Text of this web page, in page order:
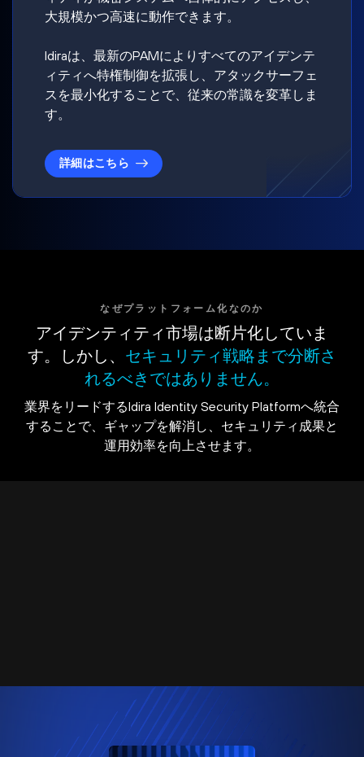
大規模かつ高速に動作できます。
Idiraは、最新のPAMによりすべてのアイデンテ
ィティへ特権制御を拡張し、アタックサーフェ
スを最小化することで、従来の常識を変革しま
す。
詳細はこちら
なぜプラットフォーム化なのか
アイデンティティ市場は断片化していま
す。しかし、 セキュリティ戦略まで分断さ
れるべきではありません。
業界をリードするIdira Identity Security Platformへ統合
することで、ギャップを解消し、セキュリティ成果と
運用効率を向上させます。